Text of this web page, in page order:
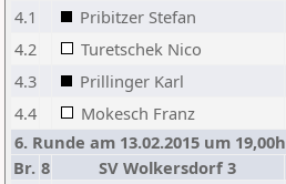
4.1
Pribitzer Stefan
4.2
Turetschek Nico
4.3
Prillinger Karl
4.4
Mokesch Franz
6. Runde am 13.02.2015 um 19,00h
Br. 8 SV Wolkersdorf 3